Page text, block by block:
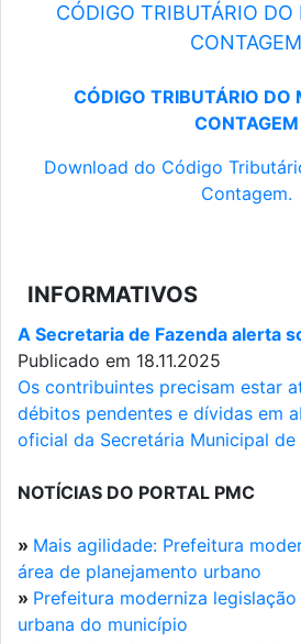
CÓDIGO TRIBUTÁRIO
CONTAGEM
CÓDIGO TRIBUTÁRIO DO
CONTAGEM
Download do Código
Contagem.
INFORMATIVOS
A Secretaria de Fazenda alerta
Publicado em 18.11.2025
Os contribuintes precisam estar
débitos pendentes e dívidas em
oficial da Secretária Municipal de
NOTÍCIAS DO PORTAL PMC
» Mais agilidade: Prefeitura
área de planejamento urbano
» Prefeitura moderniza
urbana do município